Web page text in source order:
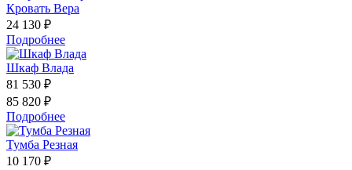
Кровать Вера
24 130 ₽
Подробнее
Шкаф Влада
81 530 ₽
85 820 ₽
Подробнее
Тумба Резная
10 170 ₽